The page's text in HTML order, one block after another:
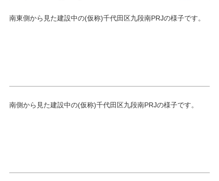
南東側から見た建設中の(仮称)千代田区九段南PRJの様子です。
南側から見た建設中の(仮称)千代田区九段南PRJの様子です。